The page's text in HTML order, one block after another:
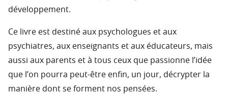
développement.
Ce livre est destiné aux psychologues et aux
psychiatres, aux enseignants et aux éducateurs, mais
aussi aux parents et à tous ceux que passionne l’idée
que l’on pourra peut-être enfin, un jour, décrypter la
manière dont se forment nos pensées.